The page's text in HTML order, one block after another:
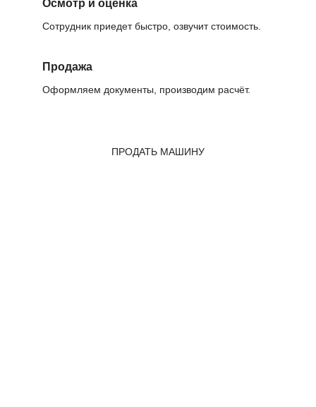
Осмотр и оценка
Сотрудник приедет быстро, озвучит стоимость.
Продажа
Оформляем документы, производим расчёт.
ПРОДАТЬ МАШИНУ